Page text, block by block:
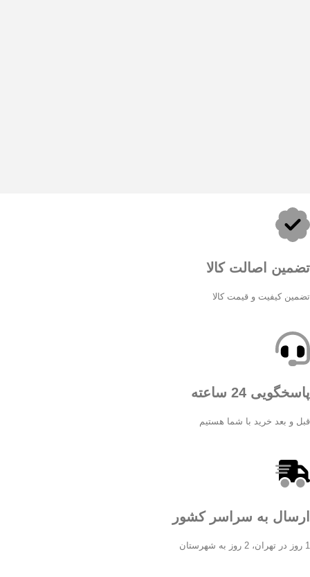
تضمین اصالت کالا
تضمین کیفیت و قیمت کالا
پاسخگویی 24 ساعته
قبل و بعد خرید با شما هستیم
ارسال به سراسر کشور
1 روز در تهران، 2 روز به شهرستان